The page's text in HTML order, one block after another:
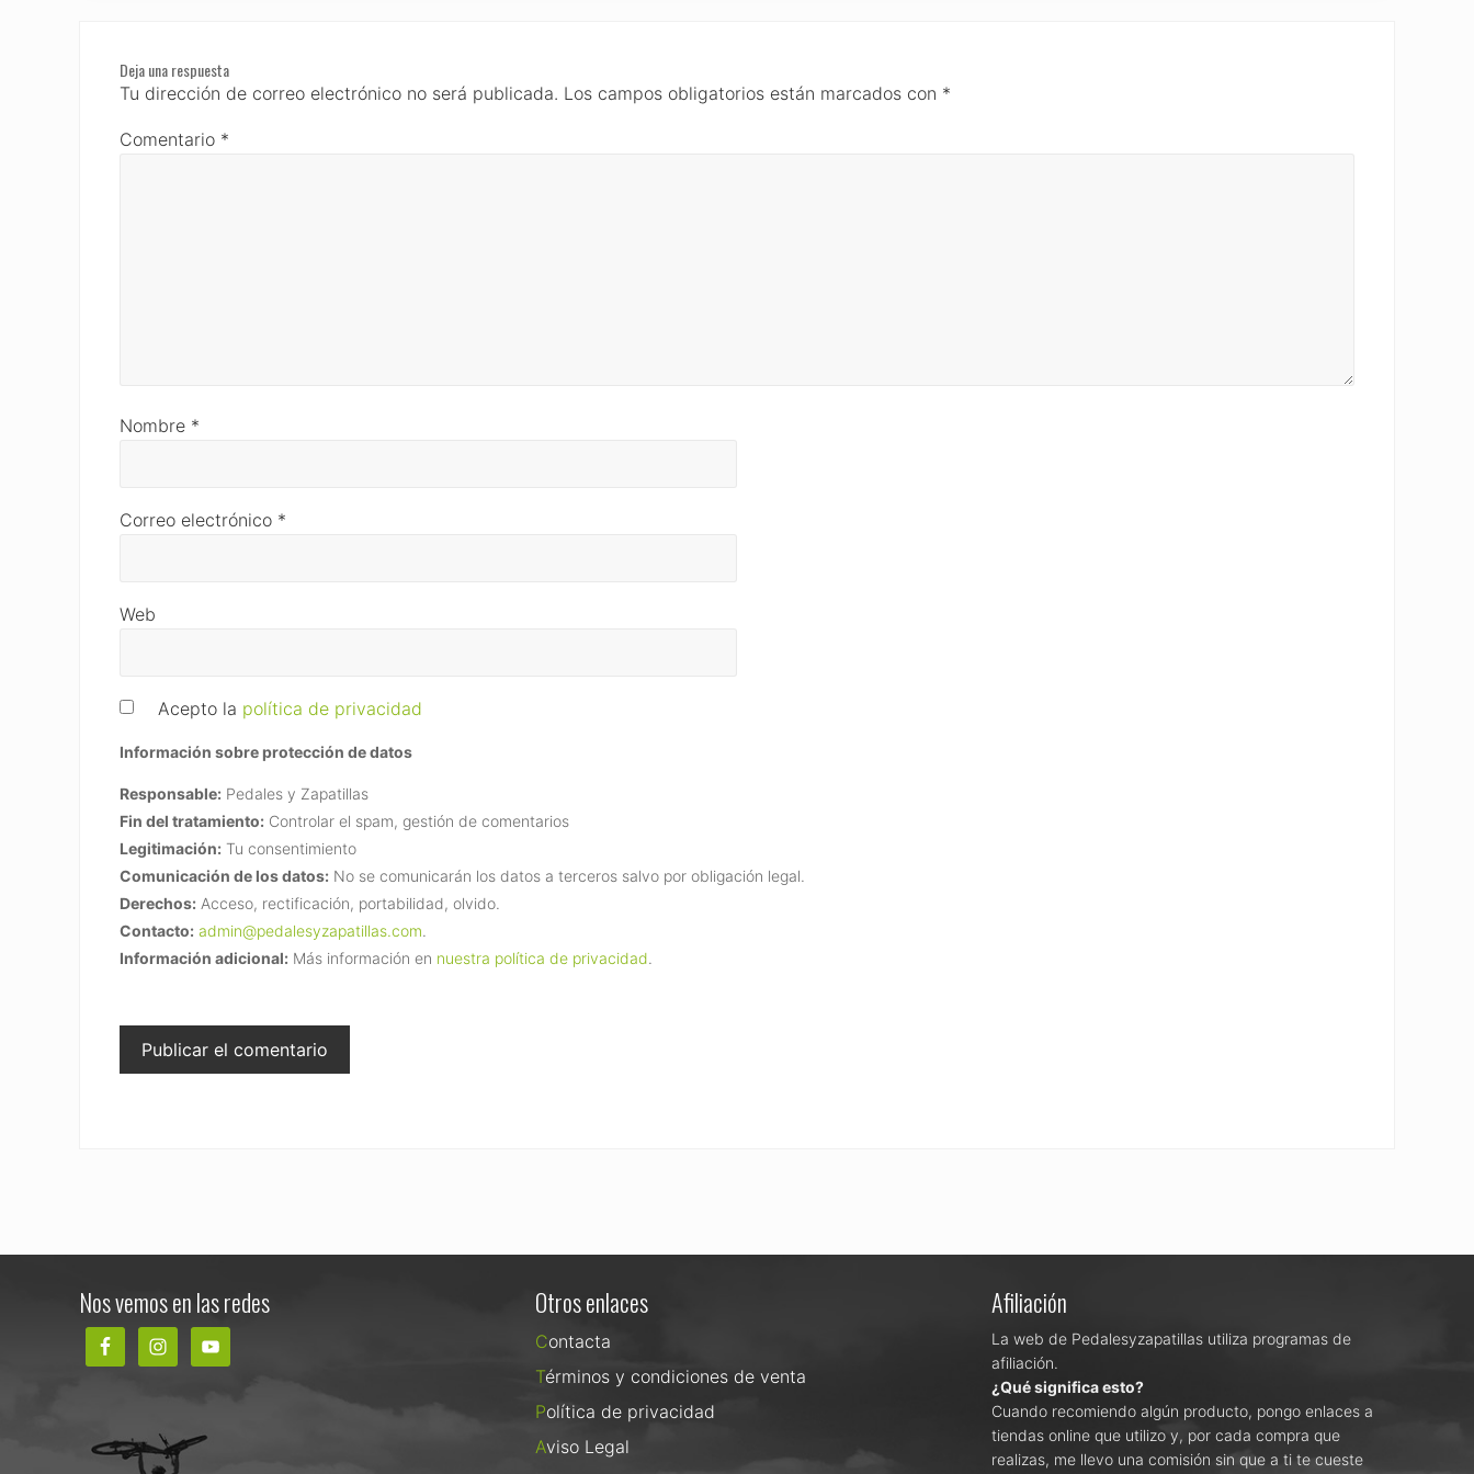
Interactions
Deja una respuesta
Tu dirección de correo electrónico no será publicada. Los campos obligatorios están marcados con *
Comentario *
Nombre *
Correo electrónico *
Web
Acepto la política de privacidad
Información sobre protección de datos
Responsable: Pedales y Zapatillas
Fin del tratamiento: Controlar el spam, gestión de comentarios
Legitimación: Tu consentimiento
Comunicación de los datos: No se comunicarán los datos a terceros salvo por obligación legal.
Derechos: Acceso, rectificación, portabilidad, olvido.
Contacto: admin@pedalesyzapatillas.com.
Información adicional: Más información en nuestra política de privacidad.
Nos vemos en las redes Otros enlaces
Contacta
Términos y condiciones de venta
Política de privacidad
Aviso Legal
Afiliación
La web de Pedalesyzapatillas utiliza programas de
afiliación.
¿Qué significa esto?
Cuando recomiendo algún producto, pongo enlaces a
tiendas online que utilizo y, por cada compra que
realizas, me llevo una comisión sin que a ti te cueste